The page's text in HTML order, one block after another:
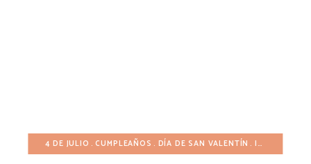
4 DE JULIO CUMPLEAÑOS DÍA DE SAN VALENTÍN INVIERNO